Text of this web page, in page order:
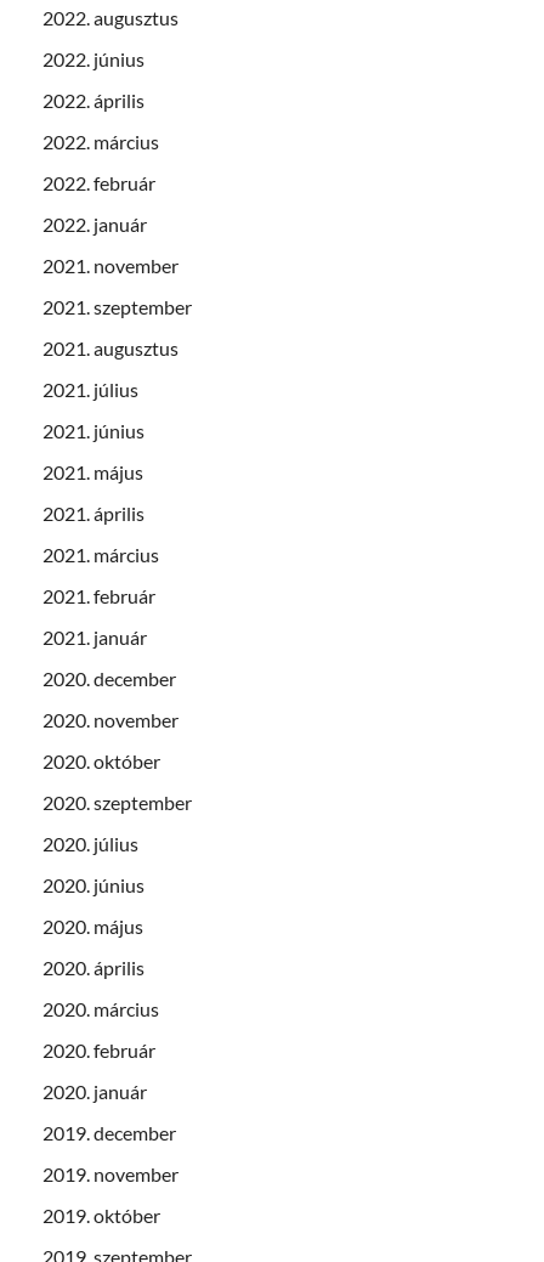
2022. augusztus
2022. június
2022. április
2022. március
2022. február
2022. január
2021. november
2021. szeptember
2021. augusztus
2021. július
2021. június
2021. május
2021. április
2021. március
2021. február
2021. január
2020. december
2020. november
2020. október
2020. szeptember
2020. július
2020. június
2020. május
2020. április
2020. március
2020. február
2020. január
2019. december
2019. november
2019. október
2019. szeptember